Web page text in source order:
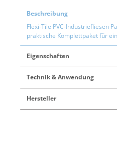
Beschreibung
Flexi-Tile PVC-Industriefliesen
praktische Komplettpaket für
Eigenschaften
Technik & Anwendung
Hersteller